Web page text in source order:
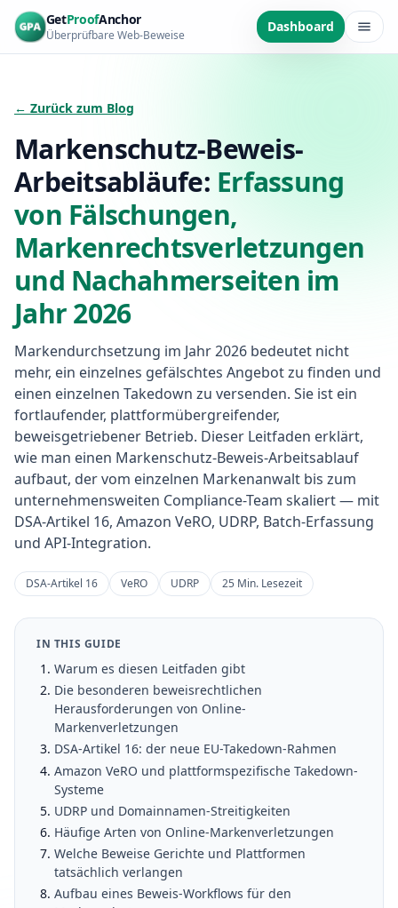
Zum Hauptinhalt springen
GetProofAnchor
Überprüfbare Web-Beweise
Dashboard
← Zurück zum Blog
Markenschutz-Beweis-
Arbeitsabläufe: Erfassung
von Fälschungen,
Markenrechtsverletzungen
und Nachahmerseiten im
Jahr 2026
Markendurchsetzung im Jahr 2026 bedeutet nicht
mehr, ein einzelnes gefälschtes Angebot zu finden und
einen einzelnen Takedown zu versenden. Sie ist ein
fortlaufender, plattformübergreifender,
beweisgetriebener Betrieb. Dieser Leitfaden erklärt,
wie man einen Markenschutz-Beweis-Arbeitsablauf
aufbaut, der vom einzelnen Markenanwalt bis zum
unternehmensweiten Compliance-Team skaliert — mit
DSA-Artikel 16, Amazon VeRO, UDRP, Batch-Erfassung
und API-Integration.
DSA-Artikel 16 VeRO UDRP 25 Min. Lesezeit
IN THIS GUIDE
Warum es diesen Leitfaden gibt
Die besonderen beweisrechtlichen
Herausforderungen von Online-
Markenverletzungen
DSA-Artikel 16: der neue EU-Takedown-Rahmen
Amazon VeRO und plattformspezifische Takedown-
Systeme
UDRP und Domainnamen-Streitigkeiten
Häufige Arten von Online-Markenverletzungen
Welche Beweise Gerichte und Plattformen
tatsächlich verlangen
Aufbau eines Beweis-Workflows für den